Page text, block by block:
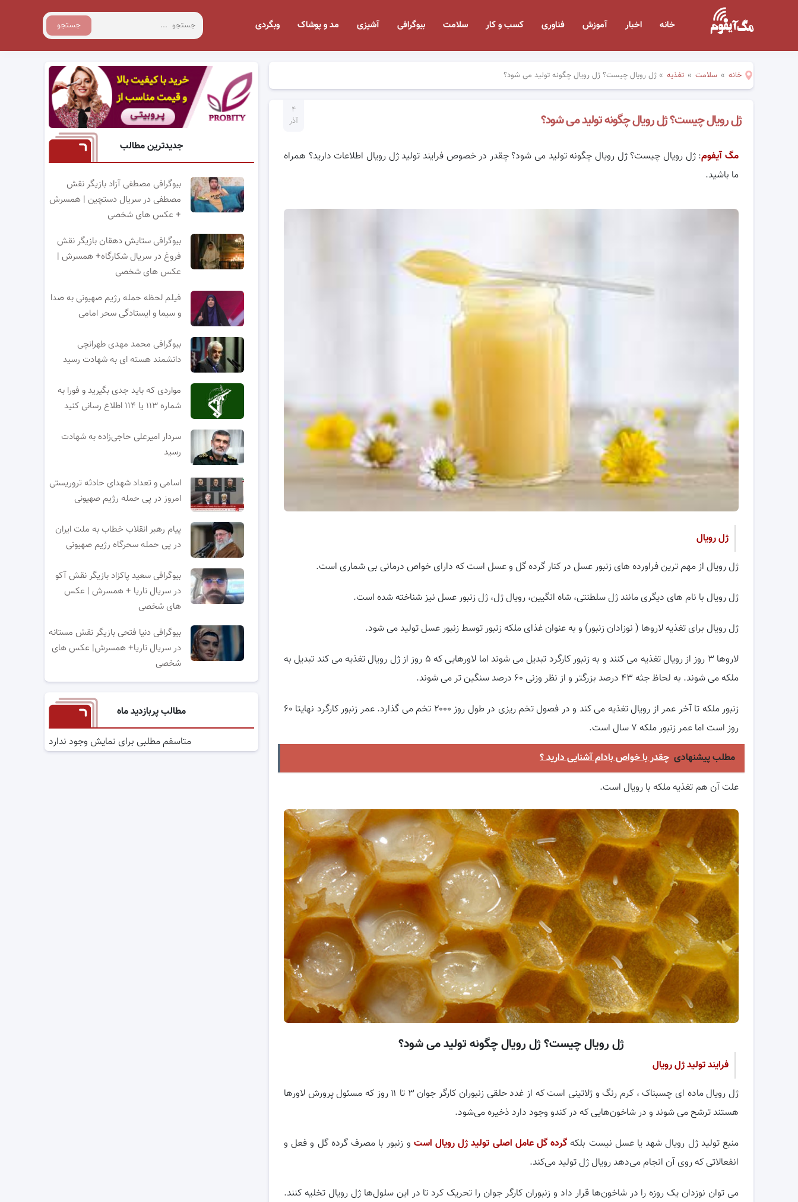
جستجو خانه اخبار آموزش فناوری کسب و کار سلامت بیوگرافی آشپزی مد و پوشاک وبگردی
خانه » سلامت » تغذیه » ژل رویال چیست؟ ژل رویال چگونه تولید می شود؟
۴
آذر
ژل رویال چیست؟ ژل رویال چگونه تولید می شود؟
مگ آیفوم: ژل رویال چیست؟ ژل رویال چگونه تولید می شود؟ چقدر در خصوص فرایند تولید ژل رویال اطلاعات دارید؟ همراه
ما باشید.
ژل رویال
ژل رویال از مهم ترین فراورده های زنبور عسل در کنار گرده گل و عسل است که دارای خواص درمانی بی شماری است.
ژل رویال با نام های دیگری مانند ژل سلطنتی، شاه انگیین، رویال ژل، ژل زنبور عسل نیز شناخته شده است.
ژل رویال برای تغذیه لاروها ( نوزادان زنبور) و به عنوان غذای ملکه زنبور توسط زنبور عسل تولید می شود.
لاروها ۳ روز از رویال تغذیه می کنند و به زنبور کارگرد تبدیل می شوند اما لاورهایی که ۵ روز از ژل رویال تغذیه می کند تبدیل به
ملکه می شوند. به لحاظ جثه ۴۳ درصد بزرگتر و از نظر وزنی ۶۰ درصد سنگین تر می شوند.
زنبور ملکه تا آخر عمر از رویال تغذیه می کند و در فصول تخم ریزی در طول روز ۲۰۰۰ تخم می گذارد. عمر زنبور کارگرد نهایتا ۶۰
روز است اما عمر زنبور ملکه ۷ سال است.
مطلب پیشنهادی چقدر با خواص بادام آشنایی دارید ؟
علت آن هم تغذیه ملکه با رویال است.
ژل رویال چیست؟ ژل رویال چگونه تولید می شود؟
فرایند تولید ژل رویال
ژل رویال ماده ای چسبناک ، کرم رنگ و ژلاتینی است که از غدد حلقی زنبوران کارگر جوان ۳ تا ۱۱ روز که مسئول پرورش لاورها
هستند ترشح می شوند و در شاخون‌هایی که در کندو وجود دارد ذخیره می‌شود.
منبع تولید ژل رویال شهد یا عسل نیست بلکه گرده گل عامل اصلی تولید ژل رویال است و زنبور با مصرف گرده گل و فعل و
انفعالاتی که روی آن انجام می‌دهد رویال ژل تولید می‌کند.
می توان نوزدان یک روزه را در شاخون‌ها قرار داد و زنبوران کارگر جوان را تحریک کرد تا در این سلول‌ها ژل رویال تخلیه کنند.
جدیدترین مطالب
بیوگرافی مصطفی آزاد بازیگر نقش
مصطفی در سریال دستچین | همسرش
+ عکس های شخصی
بیوگرافی ستایش دهقان بازیگر نقش
فروغ در سریال شکارگاه+ همسرش |
عکس های شخصی
فیلم لحظه حمله رژیم صهیونی به صدا
و سیما و ایستادگی سحر امامی
بیوگرافی محمد مهدی طهرانچی
دانشمند هسته ای به شهادت رسید
مواردی که باید جدی بگیرید و فورا به
شماره ۱۱۳ یا ۱۱۴ اطلاع رسانی کنید
سردار امیرعلی حاجی‌زاده به شهادت
رسید
اسامی و تعداد شهدای حادثه تروریستی
امروز در پی حمله رژیم صهیونی
پیام رهبر انقلاب خطاب به ملت ایران
در پی حمله سحرگاه رژیم صهیونی
بیوگرافی سعید پاکزاد بازیگر نقش آکو
در سریال ناریا + همسرش | عکس
های شخصی
بیوگرافی دنیا فتحی بازیگر نقش مستانه
در سریال ناریا+ همسرش| عکس های
شخصی
مطالب پربازدید ماه
متاسفم مطلبی برای نمایش وجود ندارد